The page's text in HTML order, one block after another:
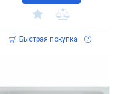
Быстрая покупка